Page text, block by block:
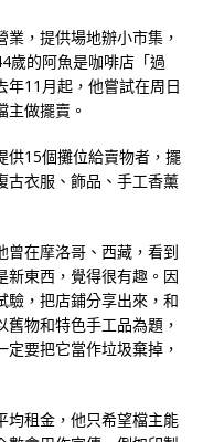
，提供場地辦小市集，
歲的阿魚是咖啡店「過
年11月起，他嘗試在周日
做擺賣。
供15個攤位給賣物者，擺
古衣服、飾品、手工香薰
曾在摩洛哥、西藏，看到
新東西，覺得很有趣。因
驗，把店鋪分享出來，和
物和特色手工品為題，
要把它當作垃圾棄掉，
均租金，他只希望檔主能